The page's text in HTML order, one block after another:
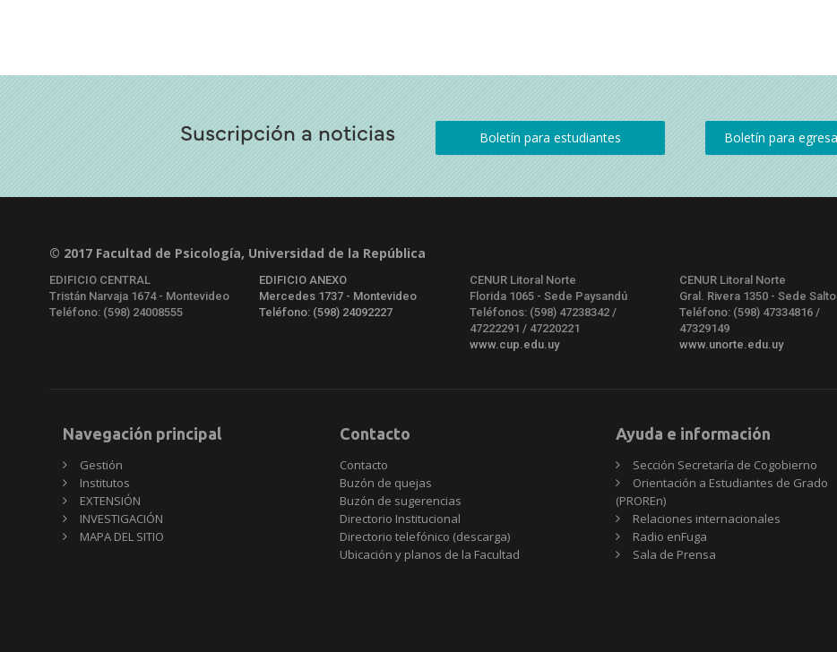
Suscripción a noticias
© 2017 Facultad de Psicología, Universidad de la República
EDIFICIO CENTRAL
Tristán Narvaja 1674 - Montevideo
Teléfono: (598) 24008555
EDIFICIO ANEXO
Mercedes 1737 - Montevideo
Teléfono: (598) 24092227
CENUR Litoral Norte
Florida 1065 - Sede Paysandú
Teléfonos: (598) 47238342 /
47222291 / 47220221
www.cup.edu.uy
CENUR Litoral Norte
Gral. Rivera 1350 - Sede Salto
Teléfono: (598) 47334816 /
47329149
www.unorte.edu.uy
Navegación principal
Gestión
Institutos
EXTENSIÓN
INVESTIGACIÓN
MAPA DEL SITIO
Contacto
Contacto
Buzón de quejas
Buzón de sugerencias
Directorio Institucional
Directorio telefónico (descarga)
Ubicación y planos de la Facultad
Ayuda e información
Sección Secretaría de Cogobierno
Orientación a Estudiantes de Grado
(PROREn)
Relaciones internacionales
Radio enFuga
Sala de Prensa